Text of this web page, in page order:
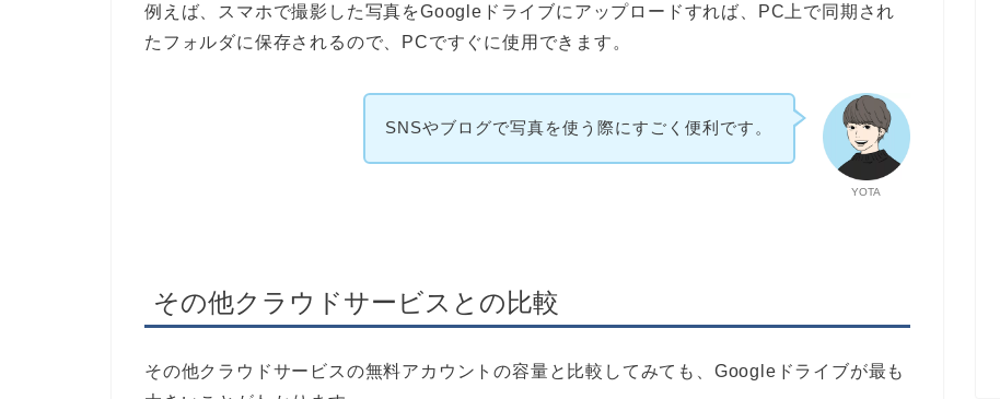
例えば、スマホで撮影した写真をGoogleドライブにアップロードすれば、PC上で同期され
たフォルダに保存されるので、PCですぐに使用できます。
YOTA
SNSやブログで写真を使う際にすごく便利です。
その他クラウドサービスとの比較
その他クラウドサービスの無料アカウントの容量と比較してみても、Googleドライブが最も